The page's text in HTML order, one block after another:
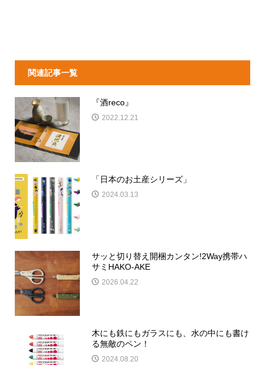
関連記事一覧
『酒reco』
2022.12.21
「日本のお土産シリーズ」
2024.03.13
サッと切り替え開梱カンタン!2Way携帯ハ
サミHAKO-AKE
2026.04.22
木にも鉄にもガラスにも、水の中にも書け
る無敵のペン！
2024.08.20